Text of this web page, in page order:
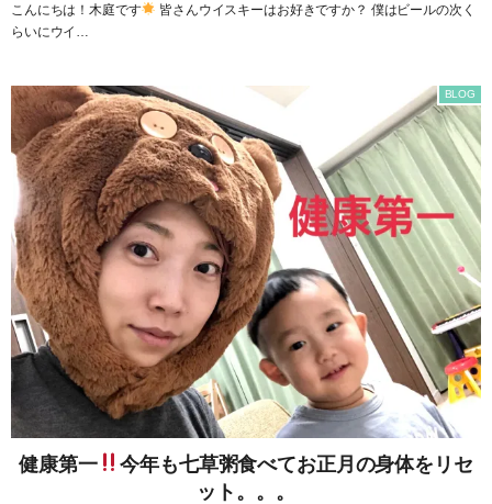
こんにちは！木庭です
皆さんウイスキーはお好きですか？ 僕はビールの次く
らいにウイ…
健康第一
今年も七草粥食べてお正月の身体をリセ
ット。。。
BLOG